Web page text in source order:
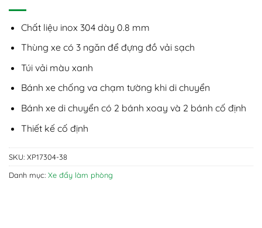
Chất liệu inox 304 dày 0.8 mm
Thùng xe có 3 ngăn để đựng đồ vải sạch
Túi vải màu xanh
Bánh xe chống va chạm tường khi di chuyển
Bánh xe di chuyển có 2 bánh xoay và 2 bánh cố định
Thiết kế cố định
SKU: XP17304-38
Danh mục: Xe đẩy làm phòng